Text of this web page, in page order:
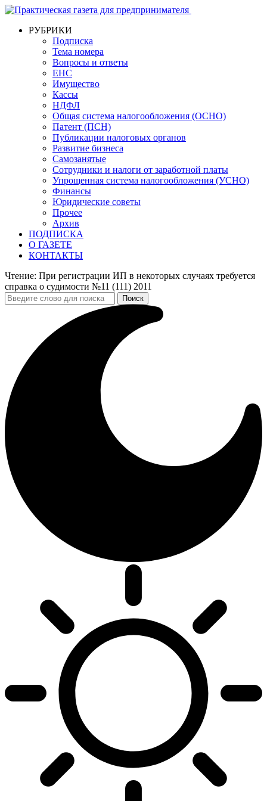
РУБРИКИ
Подписка
Тема номера
Вопросы и ответы
ЕНС
Имущество
Кассы
НДФЛ
Общая система налогообложения (ОСНО)
Патент (ПСН)
Публикации налоговых органов
Развитие бизнеса
Самозанятые
Сотрудники и налоги от заработной платы
Упрощенная система налогообложения (УСНО)
Финансы
Юридические советы
Прочее
Архив
ПОДПИСКА
О ГАЗЕТЕ
КОНТАКТЫ
Чтение: При регистрации ИП в некоторых случаях требуется
справка о судимости №11 (111) 2011